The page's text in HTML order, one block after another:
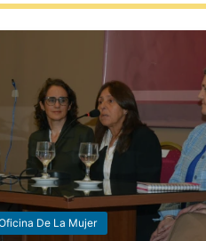
De La Mujer